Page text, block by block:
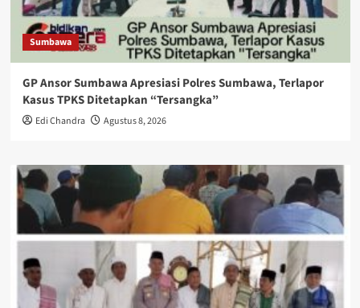
Sumbawa
GP Ansor Sumbawa Apresiasi Polres Sumbawa, Terlapor
Kasus TPKS Ditetapkan “Tersangka”
Edi Chandra Agustus 8, 2026